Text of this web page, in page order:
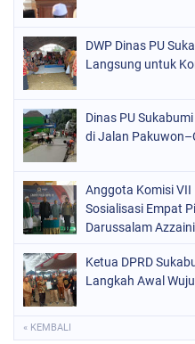
DWP Dinas PU
Langsung untuk
Dinas PU
di Jalan
Anggota Komisi VII
Sosialisasi Empat
Darussalam
Ketua DPRD
Langkah Awal
« KEMBALI